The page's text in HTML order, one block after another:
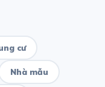
cư
Nhà mẫu